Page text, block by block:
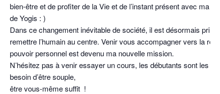
bien-être et de profiter de la Vie et de l’instant présent avec ma
de Yogis : )
Dans ce changement inévitable de société, il est désormais
remettre l’humain au centre. Venir vous accompagner vers la
pouvoir personnel est devenu ma nouvelle mission.
N’hésitez pas à venir essayer un cours, les débutants sont les
besoin d’être souple,
être vous-même suffit !